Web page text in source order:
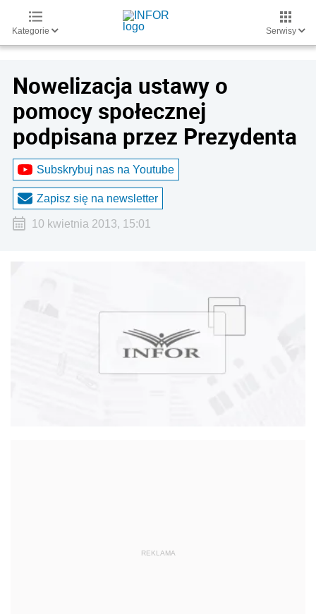
Kategorie Serwisy
Nowelizacja ustawy o
pomocy społecznej
podpisana przez Prezydenta
Subskrybuj nas na Youtube
Zapisz się na newsletter
10 kwietnia 2013, 15:01